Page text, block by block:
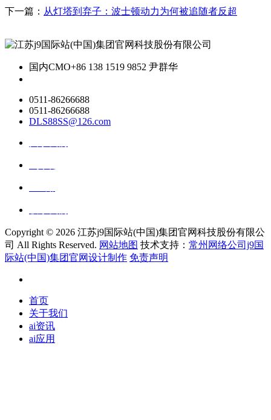
下一篇： 从灯塔到弃子：波士顿动力为何被追随者反超
国内CMO+86 138 1519 9852 尹群华
0511-86266688
0511-86266688
DLS88SS@126.com
Copyright © 2026 江苏j9国际站(中国)集团官网科技股份有限公
司 All Rights Reserved. 网站地图 技术支持： 常州网络公司j9国
际站(中国)集团官网设计制作 免责声明
首页
关于我们
ai资讯
ai应用